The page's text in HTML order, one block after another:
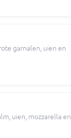
garnalen, uien en
uien, mozzarella en